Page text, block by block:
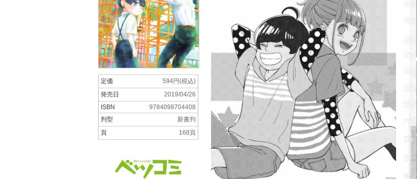
定価
594円(税込)
発売日
2019/04/26
ISBN
9784098704408
判型
新書判
頁
168頁